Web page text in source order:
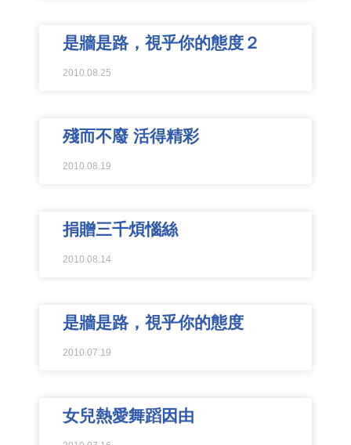
是牆是路，視乎你的態度２
2010.08.25
殘而不廢 活得精彩
2010.08.19
捐贈三千煩惱絲
2010.08.14
是牆是路，視乎你的態度
2010.07.19
女兒熱愛舞蹈因由